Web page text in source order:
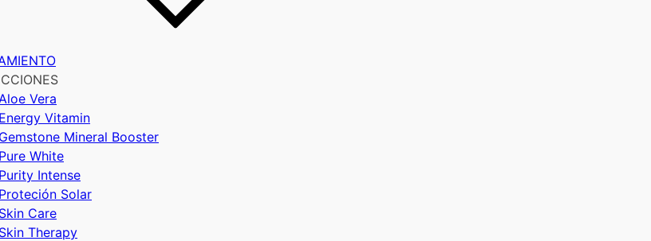
Vera
Energy Vitamin
Gemstone Mineral Booster
Pure White
Purity Intense
Proteción Solar
Skin Care
Skin Therapy